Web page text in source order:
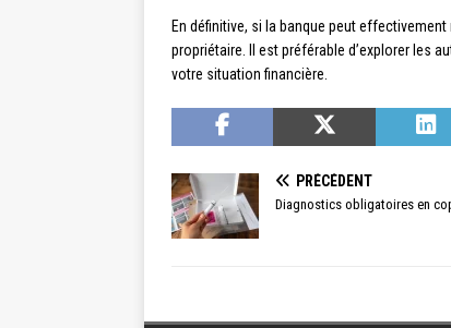
En définitive, si la banque peut
propriétaire. Il est préférable d’explorer les
votre situation financière.
PRÉCÉDENT
Diagnostics obligatoires en